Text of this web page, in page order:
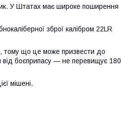
У Штатах має широке поширення
зброї калібром 22LR
тому що це може призвести до
від боєприпасу — не перевищує 180
мішені.